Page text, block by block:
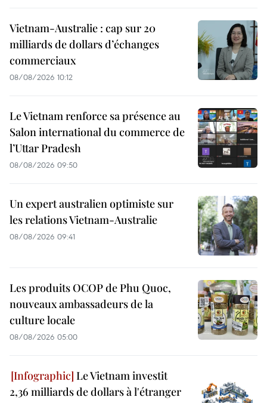
Vietnam-Australie : cap sur 20
milliards de dollars d’échanges
commerciaux
08/08/2026 10:12
Le Vietnam renforce sa présence au
Salon international du commerce de
l’Uttar Pradesh
08/08/2026 09:50
Un expert australien optimiste sur
les relations Vietnam-Australie
08/08/2026 09:41
Les produits OCOP de Phu Quoc,
nouveaux ambassadeurs de la
culture locale
08/08/2026 05:00
Le Vietnam investit
2,36 milliards de dollars à l'étranger